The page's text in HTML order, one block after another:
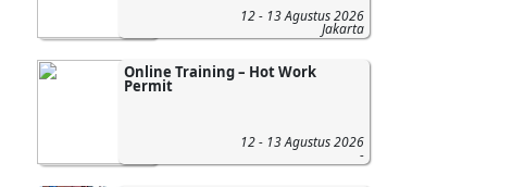
12 - 13 Agustus 2026
Jakarta
Online Training – Hot Work
Permit
12 - 13 Agustus 2026
-